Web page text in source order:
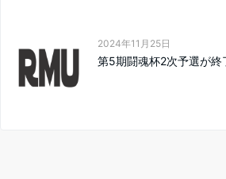
2024年11月25日
第5期闘魂杯2次予選が終